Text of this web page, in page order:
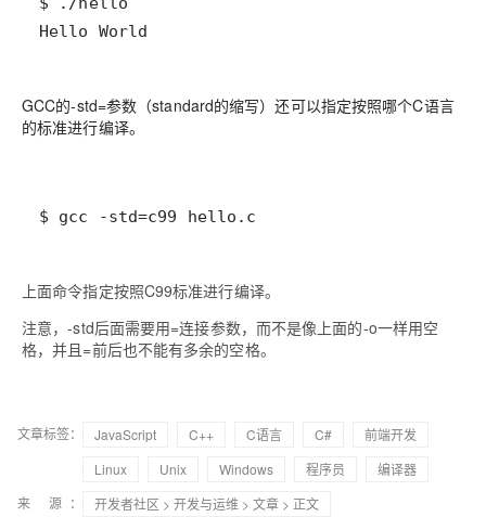
Hello World
GCC的-std=参数（standard的缩写）还可以指定按照哪个C语言
的标准进行编译。
$ gcc -std=c99 hello.c
上面命令指定按照C99标准进行编译。
注意，-std后面需要用=连接参数，而不是像上面的-o一样用空
格，并且=前后也不能有多余的空格。
文章标签： JavaScript C++ C语言 C#
前端开发
Linux
Unix Windows 程序员
编译器
来 源：
开发者社区 > 开发与运维 > 文章 > 正文